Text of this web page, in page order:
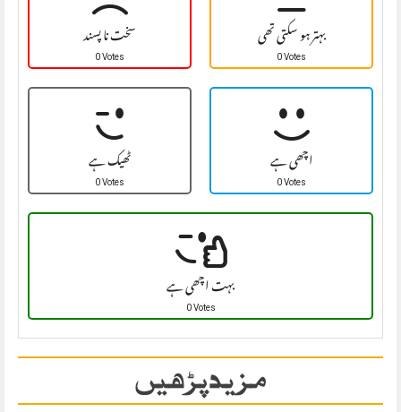
سخت نا پسند
0 Votes بہتر ہو سکتی تھی
0 Votes
ٹھیک ہے
0 Votes اچھی ہے
0 Votes
بہت اچھی ہے
0 Votes
مزید پڑھیں